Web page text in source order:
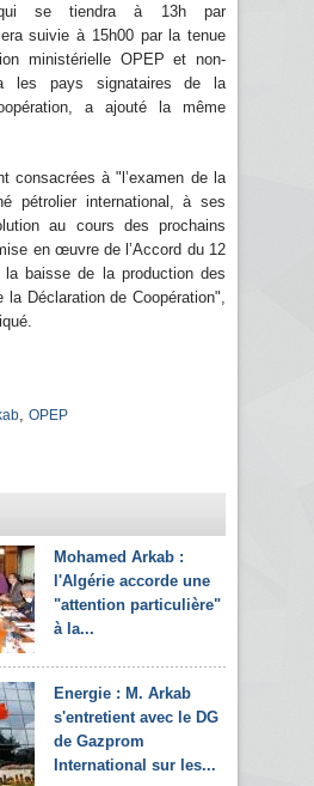
se tiendra à 13h par
suivie à 15h00 par la tenue
ministérielle OPEP et non-
les pays signataires de la
a ajouté la même
consacrées à "l’examen de la
pétrolier international, à ses
au cours des prochains
en œuvre de l’Accord du 12
baisse de la production des
Déclaration de Coopération",
OPEP
Mohamed Arkab :
l'Algérie accorde une
"attention particulière"
à la...
Energie : M. Arkab
s'entretient avec le DG
de Gazprom
International sur les...